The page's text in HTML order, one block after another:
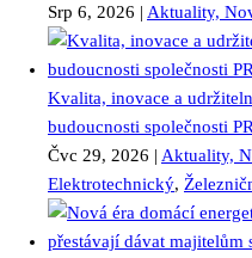
Srp 6, 2026 | Aktuality,
Kvalita, inovace a
budoucnosti společnosti
Čvc 29, 2026 | Aktuality,
Elektrotechnický,